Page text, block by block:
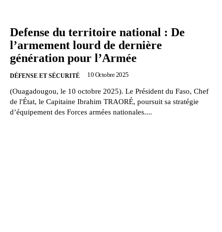
Defense du territoire national : De
l’armement lourd de dernière
génération pour l’Armée
DÉFENSE ET SÉCURITÉ 10 Octobre 2025
(Ouagadougou, le 10 octobre 2025). Le Président du Faso, Chef
de l'État, le Capitaine Ibrahim TRAORÉ, poursuit sa stratégie
d’équipement des Forces armées nationales....